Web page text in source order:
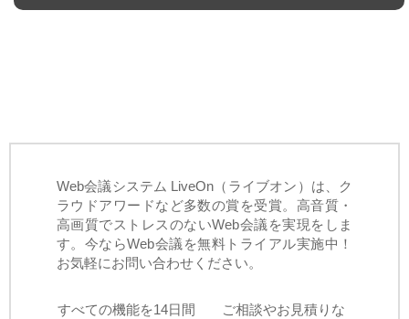
Web会議システム LiveOn（ライブオン）は、ク
ラウドアワードなど多数の賞を受賞。高音質・
高画質でストレスのないWeb会議を実現をしま
す。今ならWeb会議を無料トライアル実施中！
お気軽にお問い合わせください。
すべての機能を14日間
ご相談やお見積りな